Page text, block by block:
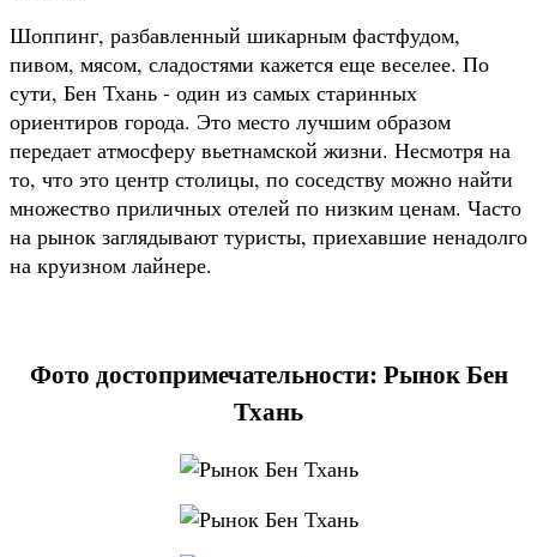
Шоппинг, разбавленный шикарным фастфудом,
пивом, мясом, сладостями кажется еще веселее. По
сути, Бен Тхань - один из самых старинных
ориентиров города. Это место лучшим образом
передает атмосферу вьетнамской жизни. Несмотря на
то, что это центр столицы, по соседству можно найти
множество приличных отелей по низким ценам. Часто
на рынок заглядывают туристы, приехавшие ненадолго
на круизном лайнере.
Фото достопримечательности: Рынок Бен
Тхань